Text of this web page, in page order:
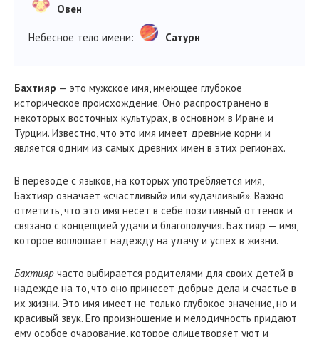
Овен
Небесное тело имени: Сатурн
Бахтияр — это мужское имя, имеющее глубокое
историческое происхождение. Оно распространено в
некоторых восточных культурах, в основном в Иране и
Турции. Известно, что это имя имеет древние корни и
является одним из самых древних имен в этих регионах.
В переводе с языков, на которых употребляется имя,
Бахтияр означает «счастливый» или «удачливый». Важно
отметить, что это имя несет в себе позитивный оттенок и
связано с концепцией удачи и благополучия. Бахтияр — имя,
которое воплощает надежду на удачу и успех в жизни.
Бахтияр часто выбирается родителями для своих детей в
надежде на то, что оно принесет добрые дела и счастье в
их жизни. Это имя имеет не только глубокое значение, но и
красивый звук. Его произношение и мелодичность придают
ему особое очарование, которое олицетворяет уют и